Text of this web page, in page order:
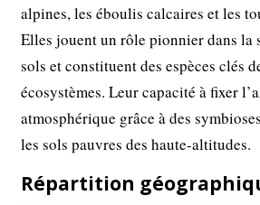
alpines, les éboulis calcaires et les
Elles jouent un rôle pionnier dans la
sols et constituent des espèces clés
écosystèmes. Leur capacité à fixer
atmosphérique grâce à des
les sols pauvres des haute-altitudes.
Répartition